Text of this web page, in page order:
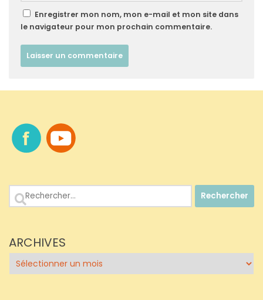
Enregistrer mon nom, mon e-mail et mon site dans
le navigateur pour mon prochain commentaire.
Rechercher :
ARCHIVES
Archives